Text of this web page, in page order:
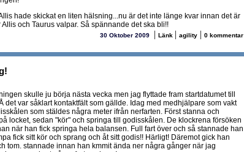
hade skickat en liten hälsning...nu är det inte länge kvar innan det är
Allis och Taurus valpar. Så spännande det ska bli!!
30 Oktober 2009 | Länk | agility| 0 kommentar
skulle ju börja nästa vecka men jag flyttade fram startdatumet till
det var såklart kontaktfält som gällde. Idag med medhjälpare som vakt
som stäldes några meter ifrån nerfarten. Först stanna och
locket, sedan "kör" och springa till godisskålen. De klockrena försöken
när han fick springa hela balansen. Full fart över och så stannade han
fick sitt kör och sprang och åt sitt godis!! Härligt! Däremot gick han
tom. stannade innan han kmmit ända ner några gånger när jag